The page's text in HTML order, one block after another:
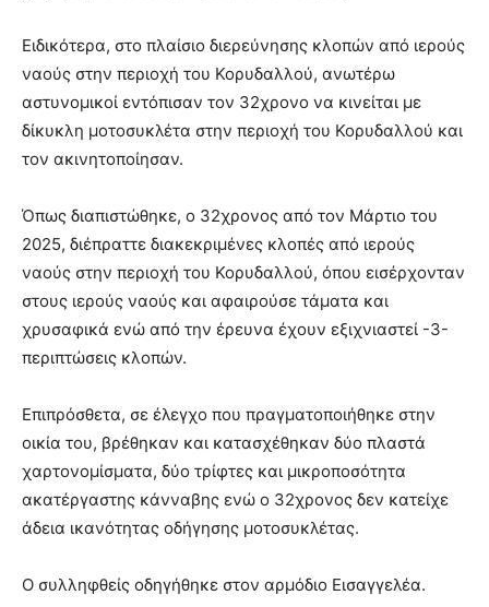
Ειδικότερα, στο πλαίσιο διερεύνησης κλοπών από ιερούς
ναούς στην περιοχή του Κορυδαλλού, ανωτέρω
αστυνομικοί εντόπισαν τον 32χρονο να κινείται με
δίκυκλη μοτοσυκλέτα στην περιοχή του Κορυδαλλού και
τον ακινητοποίησαν.
Όπως διαπιστώθηκε, ο 32χρονος από τον Μάρτιο του
2025, διέπραττε διακεκριμένες κλοπές από ιερούς
ναούς στην περιοχή του Κορυδαλλού, όπου εισέρχονταν
στους ιερούς ναούς και αφαιρούσε τάματα και
χρυσαφικά ενώ από την έρευνα έχουν εξιχνιαστεί -3-
περιπτώσεις κλοπών.
Επιπρόσθετα, σε έλεγχο που πραγματοποιήθηκε στην
οικία του, βρέθηκαν και κατασχέθηκαν δύο πλαστά
χαρτονομίσματα, δύο τρίφτες και μικροποσότητα
ακατέργαστης κάνναβης ενώ ο 32χρονος δεν κατείχε
άδεια ικανότητας οδήγησης μοτοσυκλέτας.
Ο συλληφθείς οδηγήθηκε στον αρμόδιο Εισαγγελέα.